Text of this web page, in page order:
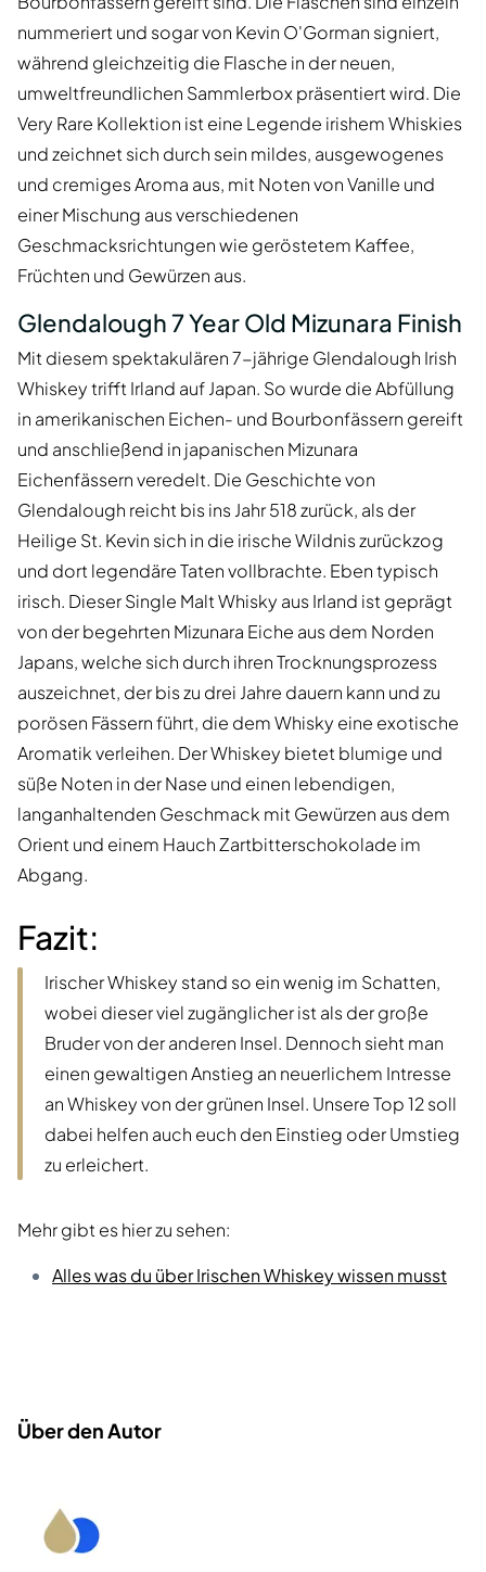
nummeriert und sogar von Kevin O'Gorman signiert,
während gleichzeitig die Flasche in der neuen,
umweltfreundlichen Sammlerbox präsentiert wird. Die
Very Rare Kollektion ist eine Legende irishem Whiskies
und zeichnet sich durch sein mildes, ausgewogenes
und cremiges Aroma aus, mit Noten von Vanille und
einer Mischung aus verschiedenen
Geschmacksrichtungen wie geröstetem Kaffee,
Früchten und Gewürzen aus.
Glendalough 7 Year Old Mizunara Finish
Mit diesem spektakulären 7-jährige Glendalough Irish
Whiskey trifft Irland auf Japan. So wurde die Abfüllung
in amerikanischen Eichen- und Bourbonfässern gereift
und anschließend in japanischen Mizunara
Eichenfässern veredelt. Die Geschichte von
Glendalough reicht bis ins Jahr 518 zurück, als der
Heilige St. Kevin sich in die irische Wildnis zurückzog
und dort legendäre Taten vollbrachte. Eben typisch
irisch. Dieser Single Malt Whisky aus Irland ist geprägt
von der begehrten Mizunara Eiche aus dem Norden
Japans, welche sich durch ihren Trocknungsprozess
auszeichnet, der bis zu drei Jahre dauern kann und zu
porösen Fässern führt, die dem Whisky eine exotische
Aromatik verleihen. Der Whiskey bietet blumige und
süße Noten in der Nase und einen lebendigen,
langanhaltenden Geschmack mit Gewürzen aus dem
Orient und einem Hauch Zartbitterschokolade im
Abgang.
Fazit:
Irischer Whiskey stand so ein wenig im Schatten,
wobei dieser viel zugänglicher ist als der große
Bruder von der anderen Insel. Dennoch sieht man
einen gewaltigen Anstieg an neuerlichem Intresse
an Whiskey von der grünen Insel. Unsere Top 12 soll
dabei helfen auch euch den Einstieg oder Umstieg
zu erleichert.
Mehr gibt es hier zu sehen:
Alles was du über Irischen Whiskey wissen musst
Über den Autor